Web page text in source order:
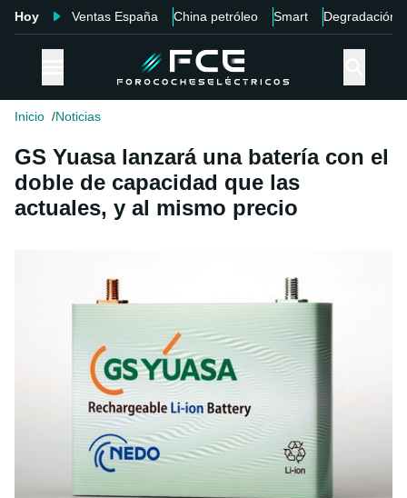
Hoy Ventas España China petróleo Smart Degradación
Inicio Noticias
GS Yuasa lanzará una batería con el
doble de capacidad que las
actuales, y al mismo precio